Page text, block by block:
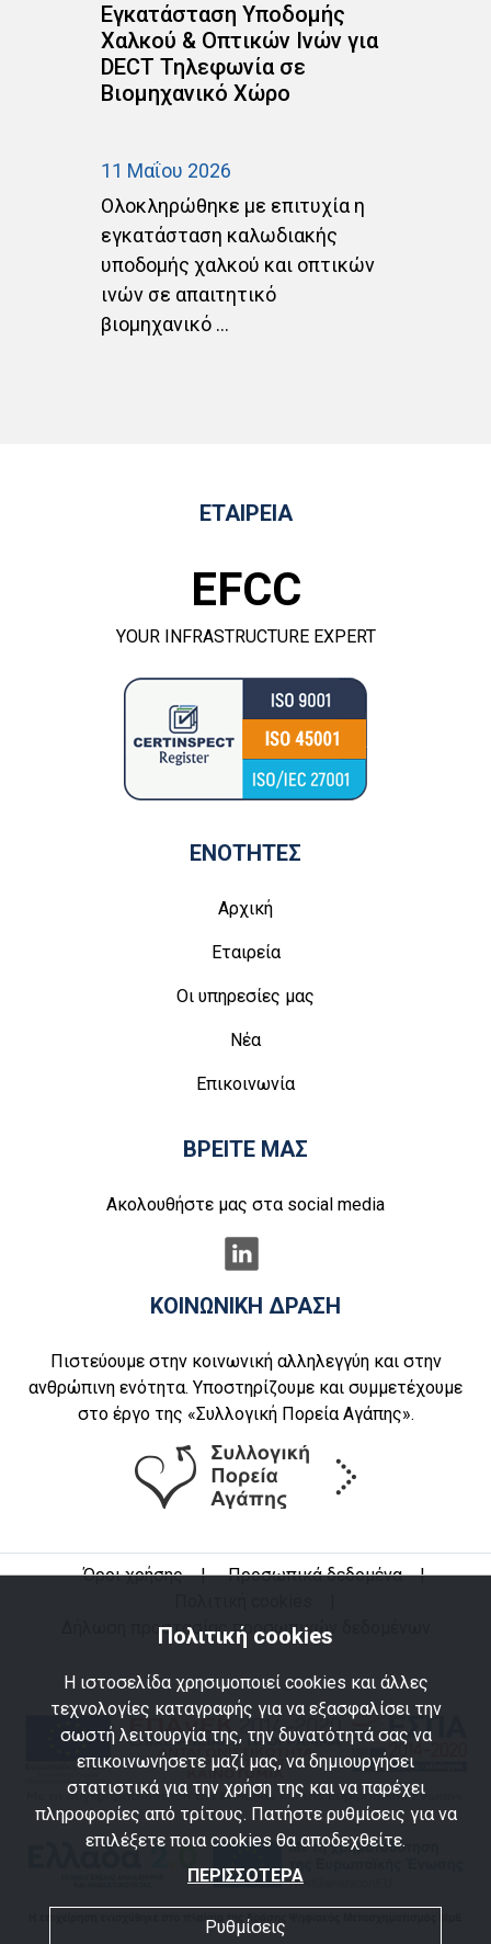
Εγκατάσταση Υποδομής
Χαλκού & Οπτικών Ινών για
DECT Τηλεφωνία σε
Βιομηχανικό Χώρο
11 Μαΐου 2026
Ολοκληρώθηκε με επιτυχία η
εγκατάσταση καλωδιακής
υποδομής χαλκού και οπτικών
ινών σε απαιτητικό
βιομηχανικό ...
ΕΤΑΙΡΕΙΑ
EFCC
YOUR INFRASTRUCTURE EXPERT
ΕΝΟΤΗΤΕΣ
Αρχική
Εταιρεία
Οι υπηρεσίες μας
Νέα
Επικοινωνία
ΒΡΕΙΤΕ ΜΑΣ
Ακολουθήστε μας στα social media
ΚΟΙΝΩΝΙΚΗ ΔΡΑΣΗ
Πιστεύουμε στην κοινωνική αλληλεγγύη και στην
ανθρώπινη ενότητα. Υποστηρίζουμε και συμμετέχουμε
στο έργο της «Συλλογική Πορεία Αγάπης».
Όροι χρήσης | Προσωπικά δεδομένα
|
Δήλωση προστασίας προσωπικών δεδομένων
Πολιτική cookies
Η ιστοσελίδα χρησιμοποιεί cookies και άλλες
τεχνολογίες καταγραφής για να εξασφαλίσει την
σωστή λειτουργία της, την δυνατότητά σας να
επικοινωνήσετε μαζί μας, να δημιουργήσει
στατιστικά για την χρήση της και να παρέχει
πληροφορίες από τρίτους. Πατήστε ρυθμίσεις για να
επιλέξετε ποια cookies θα αποδεχθείτε.
ΠΕΡΙΣΣΟΤΕΡΑ
Ρυθμίσεις